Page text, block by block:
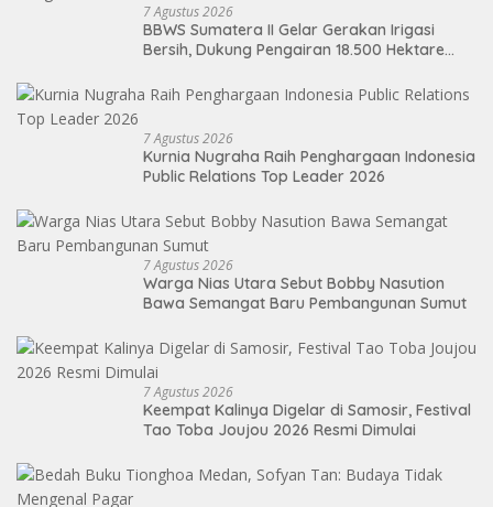
7 Agustus 2026
BBWS Sumatera II Gelar Gerakan Irigasi
Bersih, Dukung Pengairan 18.500 Hektare
7 Agustus 2026
Kurnia Nugraha Raih Penghargaan Indonesia
Public Relations Top Leader 2026
7 Agustus 2026
Warga Nias Utara Sebut Bobby Nasution
Bawa Semangat Baru Pembangunan Sumut
7 Agustus 2026
Keempat Kalinya Digelar di Samosir, Festival
Tao Toba Joujou 2026 Resmi Dimulai